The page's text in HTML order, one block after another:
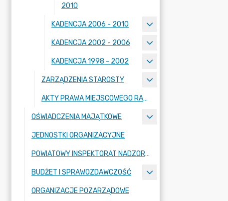
2010
KADENCJA 2006 - 2010
KADENCJA 2002 - 2006
KADENCJA 1998 - 2002
ZARZĄDZENIA STAROSTY
AKTY PRAWA MIEJSCOWEGO RADY POWIATU ZGORZELECKIEGO
OŚWIADCZENIA MAJĄTKOWE
JEDNOSTKI ORGANIZACYJNE
POWIATOWY INSPEKTORAT NADZORU BUDOWLANEGO
BUDŻET I SPRAWOZDAWCZOŚĆ
ORGANIZACJE POZARZĄDOWE